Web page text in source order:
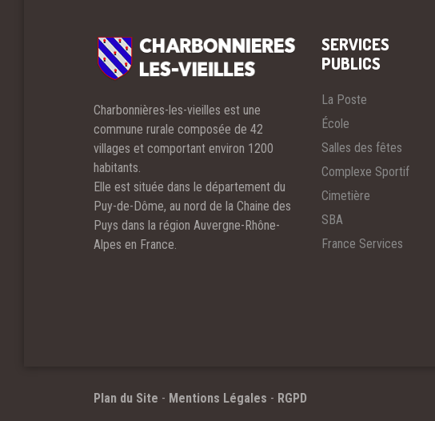
Charbonnières-les-vieilles est une
commune rurale composée de 42
villages et comportant environ 1200
habitants.
Elle est située dans le département du
Puy-de-Dôme, au nord de la Chaine des
Puys dans la région Auvergne-Rhône-
Alpes en France.
SERVICES
PUBLICS
La Poste
École
Salles des fêtes
Complexe Sportif
Cimetière
SBA
France Services
Plan du Site - Mentions Légales - RGPD